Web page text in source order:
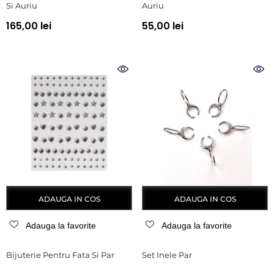
Si Auriu
165,00 lei
Auriu
55,00 lei
ADAUGA IN COS
Adauga la favorite
Bijuterie Pentru Fata Si Par
ADAUGA IN COS
Adauga la favorite
Set Inele Par